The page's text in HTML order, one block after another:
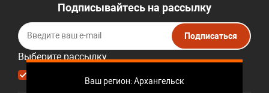
Ваш регион: Архангельск
Подписывайтесь на рассылку
Выберите рассылку
Первая кампания
Подписаться